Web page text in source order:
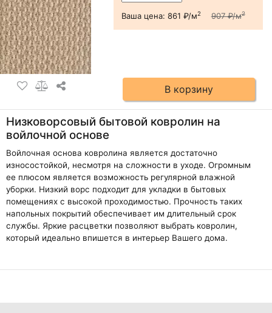
Ваша цена: 861 ₽/м2 907 ₽/м2
В корзину
Низковорсовый бытовой ковролин на
войлочной основе
Войлочная основа ковролина является достаточно
износостойкой, несмотря на сложности в уходе. Огромным
ее плюсом является возможность регулярной влажной
уборки. Низкий ворс подходит для укладки в бытовых
помещениях с высокой проходимостью. Прочность таких
напольных покрытий обеспечивает им длительный срок
службы. Яркие расцветки позволяют выбрать ковролин,
который идеально впишется в интерьер Вашего дома.